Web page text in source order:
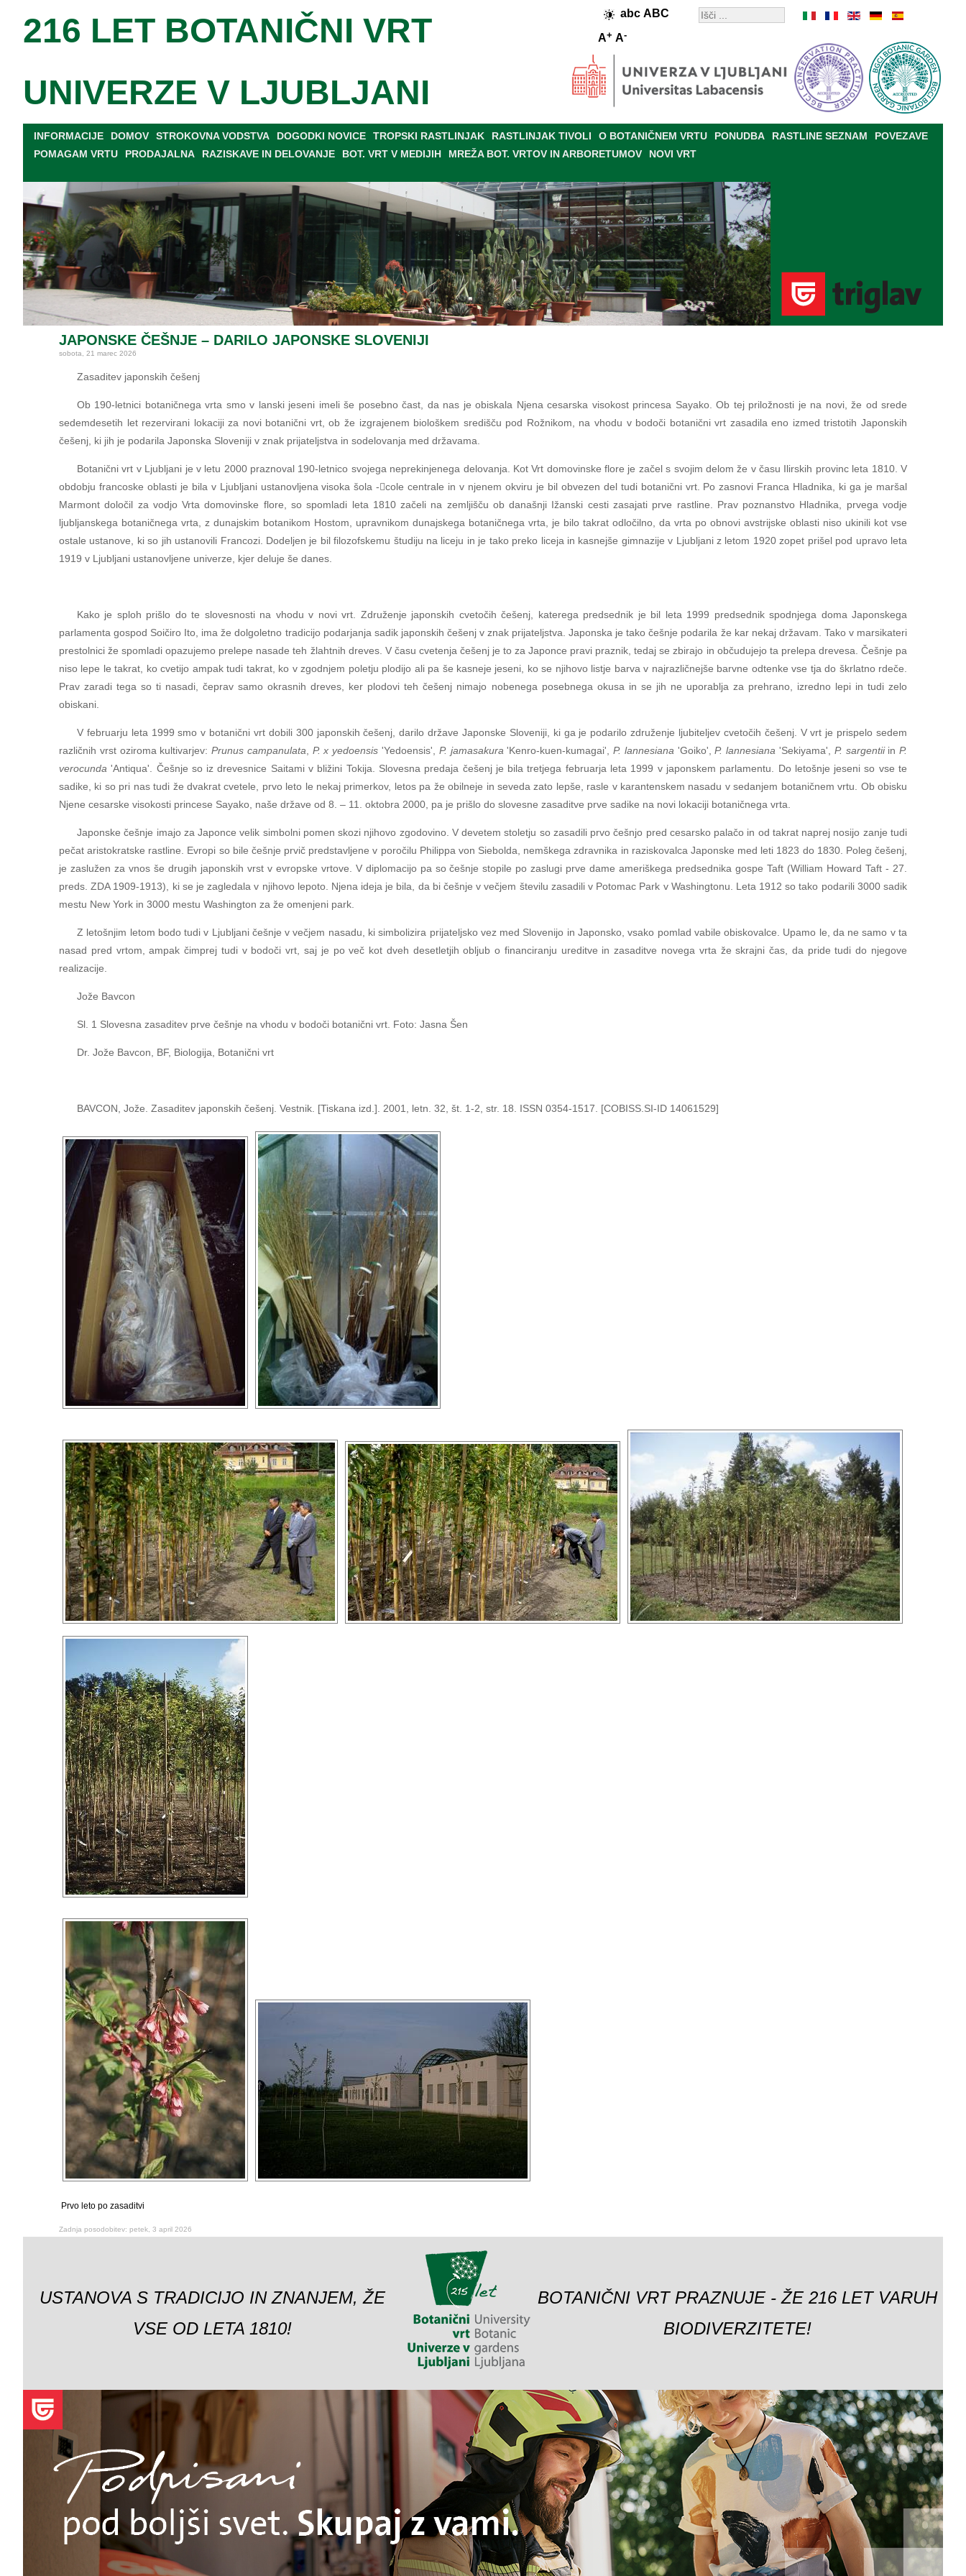
abc ABC
A+ A-
216 LET BOTANIČNI VRT
UNIVERZE V LJUBLJANI
INFORMACIJE DOMOV STROKOVNA VODSTVA DOGODKI NOVICE TROPSKI RASTLINJAK RASTLINJAK TIVOLI O BOTANIČNEM VRTU PONUDBA RASTLINE SEZNAM
POVEZAVE
POMAGAM VRTU
PRODAJALNA RAZISKAVE IN DELOVANJE BOT. VRT V MEDIJIH MREŽA BOT. VRTOV IN ARBORETUMOV NOVI VRT
JAPONSKE ČEŠNJE – DARILO JAPONSKE SLOVENIJI
sobota, 21 marec 2026
Zasaditev japonskih češenj
Ob 190-letnici botaničnega vrta smo v lanski jeseni imeli še posebno čast, da nas je obiskala Njena cesarska visokost princesa Sayako. Ob tej priložnosti je na novi, že od srede
sedemdesetih let rezervirani lokaciji za novi botanični vrt, ob že izgrajenem biološkem središču pod Rožnikom, na vhodu v bodoči botanični vrt zasadila eno izmed tristotih Japonskih
češenj, ki jih je podarila Japonska Sloveniji v znak prijateljstva in sodelovanja med državama.
Botanični vrt v Ljubljani je v letu 2000 praznoval 190-letnico svojega neprekinjenega delovanja. Kot Vrt domovinske flore je začel s svojim delom že v času Ilirskih provinc leta 1810. V
obdobju francoske oblasti je bila v Ljubljani ustanovljena visoka šola -cole centrale in v njenem okviru je bil obvezen del tudi botanični vrt. Po zasnovi Franca Hladnika, ki ga je maršal
Marmont določil za vodjo Vrta domovinske flore, so spomladi leta 1810 začeli na zemljišču ob današnji Ižanski cesti zasajati prve rastline. Prav poznanstvo Hladnika, prvega vodje
ljubljanskega botaničnega vrta, z dunajskim botanikom Hostom, upravnikom dunajskega botaničnega vrta, je bilo takrat odločilno, da vrta po obnovi avstrijske oblasti niso ukinili kot vse
ostale ustanove, ki so jih ustanovili Francozi. Dodeljen je bil filozofskemu študiju na liceju in je tako preko liceja in kasnejše gimnazije v Ljubljani z letom 1920 zopet prišel pod upravo leta
1919 v Ljubljani ustanovljene univerze, kjer deluje še danes.
Kako je sploh prišlo do te slovesnosti na vhodu v novi vrt. Združenje japonskih cvetočih češenj, katerega predsednik je bil leta 1999 predsednik spodnjega doma Japonskega
parlamenta gospod Soičiro Ito, ima že dolgoletno tradicijo podarjanja sadik japonskih češenj v znak prijateljstva. Japonska je tako češnje podarila že kar nekaj državam. Tako v marsikateri
prestolnici že spomladi opazujemo prelepe nasade teh žlahtnih dreves. V času cvetenja češenj je to za Japonce pravi praznik, tedaj se zbirajo in občudujejo ta prelepa drevesa. Češnje pa
niso lepe le takrat, ko cvetijo ampak tudi takrat, ko v zgodnjem poletju plodijo ali pa še kasneje jeseni, ko se njihovo listje barva v najrazličnejše barvne odtenke vse tja do škrlatno rdeče.
Prav zaradi tega so ti nasadi, čeprav samo okrasnih dreves, ker plodovi teh češenj nimajo nobenega posebnega okusa in se jih ne uporablja za prehrano, izredno lepi in tudi zelo
obiskani.
V februarju leta 1999 smo v botanični vrt dobili 300 japonskih češenj, darilo države Japonske Sloveniji, ki ga je podarilo združenje ljubiteljev cvetočih češenj. V vrt je prispelo sedem
različnih vrst oziroma kultivarjev:Prunus campanulata, P. x yedoensis 'Yedoensis', P. jamasakura'Kenro-kuen-kumagai',P. lannesiana'Goiko',P. lannesiana 'Sekiyama', P. sargentiiinP.
verocunda 'Antiqua'. Češnje so iz drevesnice Saitami v bližini Tokija. Slovesna predaja češenj je bila tretjega februarja leta 1999 v japonskem parlamentu. Do letošnje jeseni so vse te
sadike, ki so pri nas tudi že dvakrat cvetele, prvo leto le nekaj primerkov, letos pa že obilneje in seveda zato lepše, rasle v karantenskem nasadu v sedanjem botaničnem vrtu. Ob obisku
Njene cesarske visokosti princese Sayako, naše države od 8. – 11. oktobra 2000, pa je prišlo do slovesne zasaditve prve sadike na novi lokaciji botaničnega vrta.
Japonske češnje imajo za Japonce velik simbolni pomen skozi njihovo zgodovino. V devetem stoletju so zasadili prvo češnjo pred cesarsko palačo in od takrat naprej nosijo zanje tudi
pečat aristokratske rastline. Evropi so bile češnje prvič predstavljene v poročilu Philippa von Siebolda, nemškega zdravnika in raziskovalca Japonske med leti 1823 do 1830. Poleg češenj,
je zaslužen za vnos še drugih japonskih vrst v evropske vrtove. V diplomacijo pa so češnje stopile po zaslugi prve dame ameriškega predsednika gospe Taft (William Howard Taft - 27.
preds. ZDA 1909-1913), ki se je zagledala v njihovo lepoto. Njena ideja je bila, da bi češnje v večjem številu zasadili v Potomac Park v Washingtonu. Leta 1912 so tako podarili 3000 sadik
mestu New York in 3000 mestu Washington za že omenjeni park.
Z letošnjim letom bodo tudi v Ljubljani češnje v večjem nasadu, ki simbolizira prijateljsko vez med Slovenijo in Japonsko, vsako pomlad vabile obiskovalce. Upamo le, da ne samo v ta
nasad pred vrtom, ampak čimprej tudi v bodoči vrt, saj je po več kot dveh desetletjih obljub o financiranju ureditve in zasaditve novega vrta že skrajni čas, da pride tudi do njegove
realizacije.
Jože Bavcon
Sl. 1 Slovesna zasaditev prve češnje na vhodu v bodoči botanični vrt. Foto: Jasna Šen
Dr. Jože Bavcon, BF, Biologija, Botanični vrt
BAVCON, Jože. Zasaditev japonskih češenj. Vestnik. [Tiskana izd.]. 2001, letn. 32, št. 1-2, str. 18. ISSN 0354-1517. [COBISS.SI-ID 14061529]
Prvo leto po zasaditvi
Zadnja posodobitev: petek, 3 april 2026
USTANOVA S TRADICIJO IN ZNANJEM, ŽE
VSE OD LETA 1810!
BOTANIČNI VRT PRAZNUJE - ŽE 216 LET VARUH
BIODIVERZITETE!